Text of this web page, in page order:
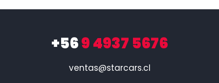
+569 4937 5676
ventas@starcars.cl